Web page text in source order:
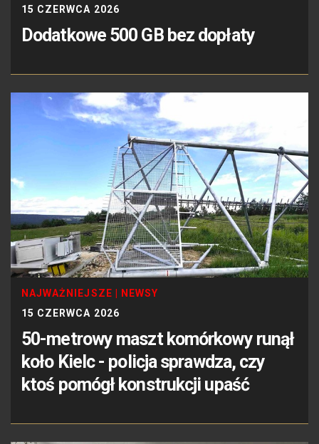
15 CZERWCA 2026
Dodatkowe 500 GB bez dopłaty
NAJWAŻNIEJSZE | NEWSY
15 CZERWCA 2026
50-metrowy maszt komórkowy runął
koło Kielc - policja sprawdza, czy
ktoś pomógł konstrukcji upaść